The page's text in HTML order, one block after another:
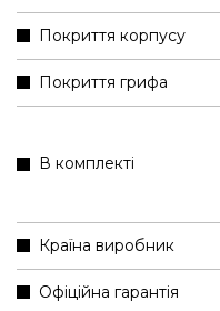
Покриття корпусу
Покриття грифа
В комплекті
Країна виробник
Офіційна гарантія